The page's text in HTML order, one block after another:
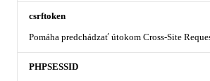
csrftoken
Pomáha predchádzať útokom Cross-Site
PHPSESSID